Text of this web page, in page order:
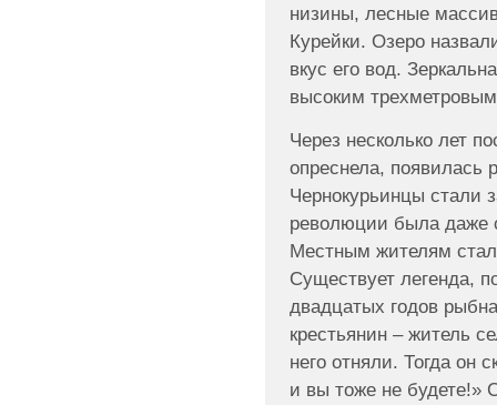
низины, лесные
Курейки. Озеро
вкус его вод.
высоким
Через несколько лет
опреснела, появилась
Чернокурьинцы стали
революции была даже
Местным жителям
Существует легенда,
двадцатых годов
крестьянин – житель
него отняли. Тогда он
и вы тоже не будете!»